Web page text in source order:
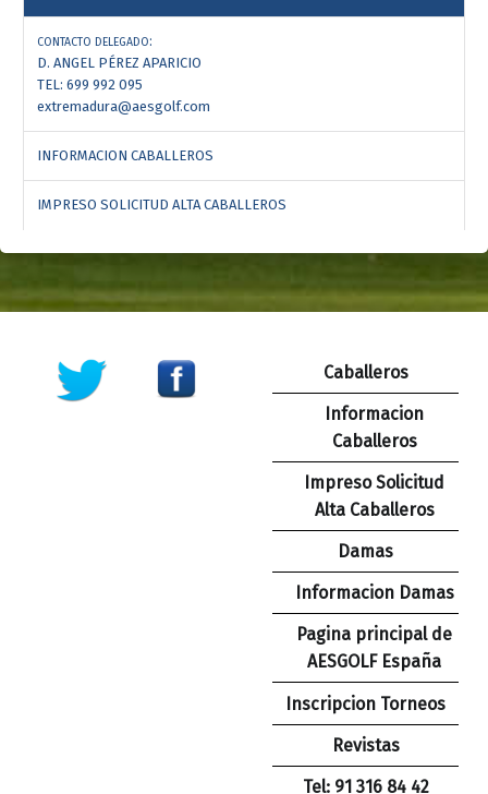
CONTACTO DELEGADO:
D. ANGEL PÉREZ APARICIO
TEL: 699 992 095
extremadura@aesgolf.com
INFORMACION CABALLEROS
IMPRESO SOLICITUD ALTA CABALLEROS
Caballeros
Informacion
Caballeros
Impreso Solicitud
Alta Caballeros
Damas
Informacion Damas
Pagina principal de
AESGOLF España
Inscripcion Torneos
Revistas
Tel: 91 316 84 42